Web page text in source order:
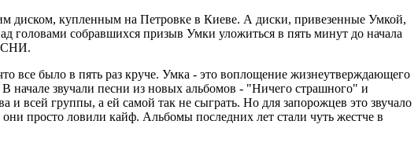
диском, купленным на Петровке в Киеве. А диски, привезенные Умкой,
головами собравшихся призыв Умки уложиться в пять минут до начала
все было в пять раз круче. Умка - это воплощение жизнеутверждающего
начале звучали песни из новых альбомов - "Ничего страшного" и
и всей группы, а ей самой так не сыграть. Но для запорожцев это звучало
просто ловили кайф. Альбомы последних лет стали чуть жестче в